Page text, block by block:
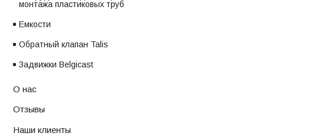
монтажа пластиковых труб
Емкости
Обратный клапан Talis
Задвижки Belgicast
О нас
Отзывы
Наши клиенты